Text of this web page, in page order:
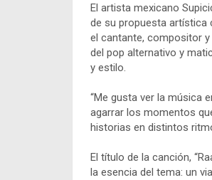
El artista mexicano
de su propuesta artística
el cantante, compositor
del pop alternativo y
y estilo.
“Me gusta ver la música
agarrar los momentos
historias en distintos
El título de la canción,
la esencia del tema: un